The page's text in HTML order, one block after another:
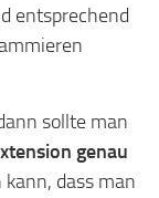
entsprechend
sollte man
genau
dass man